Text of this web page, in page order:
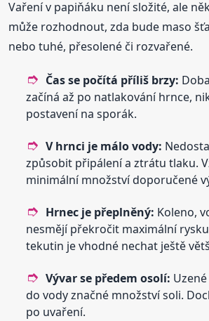
Vaření v papiňáku není složité, ale
může rozhodnout, zda bude maso
nebo tuhé, přesolené či rozvařené.
Čas se počítá příliš brzy:
začíná až po natlakování hrnce,
postavení na sporák.
V hrnci je málo vody:
způsobit připálení a ztrátu tlaku.
minimální množství doporučené
Hrnec je přeplněný: Koleno,
nesmějí překročit maximální
tekutin je vhodné nechat ještě
Vývar se předem osolí:
do vody značné množství soli.
po uvaření.